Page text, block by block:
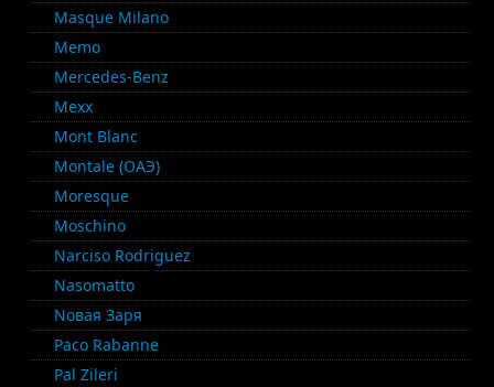
Masque Milano
Memo
Mercedes-Benz
Mexx
Mont Blanc
Montale (ОАЭ)
Moresque
Moschino
Narciso Rodriguez
Nasomatto
Nовая Заря
Paco Rabanne
Pal Zileri